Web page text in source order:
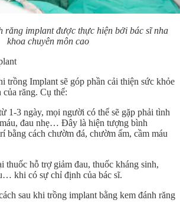
răng implant được thực hiện bởi bác sĩ nha
khoa chuyên môn cao
trồng Implant sẽ góp phần cải thiện sức khỏe
răng. Cụ thể:
1-3 ngày, mọi người có thể sẽ gặp phải tình
đau nhẹ… Đây là hiện tượng bình
bằng cách chườm đá, chườm ấm, cầm máu
thuốc hỗ trợ giảm đau, thuốc kháng sinh,
khi có sự chỉ định của bác sĩ.
sau khi trồng implant bằng kem đánh răng